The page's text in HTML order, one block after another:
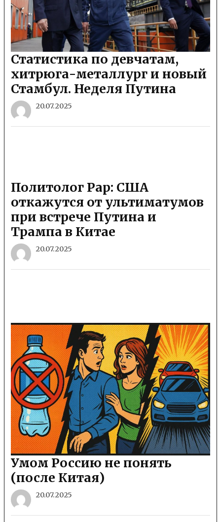
Статистика по девчатам,
хитрюга-металлург и новый
Стамбул. Неделя Путина
20.07.2025
Политолог Рар: США
откажутся от ультиматумов
при встрече Путина и
Трампа в Китае
20.07.2025
​​Умом Россию не понять
(после Китая)
20.07.2025